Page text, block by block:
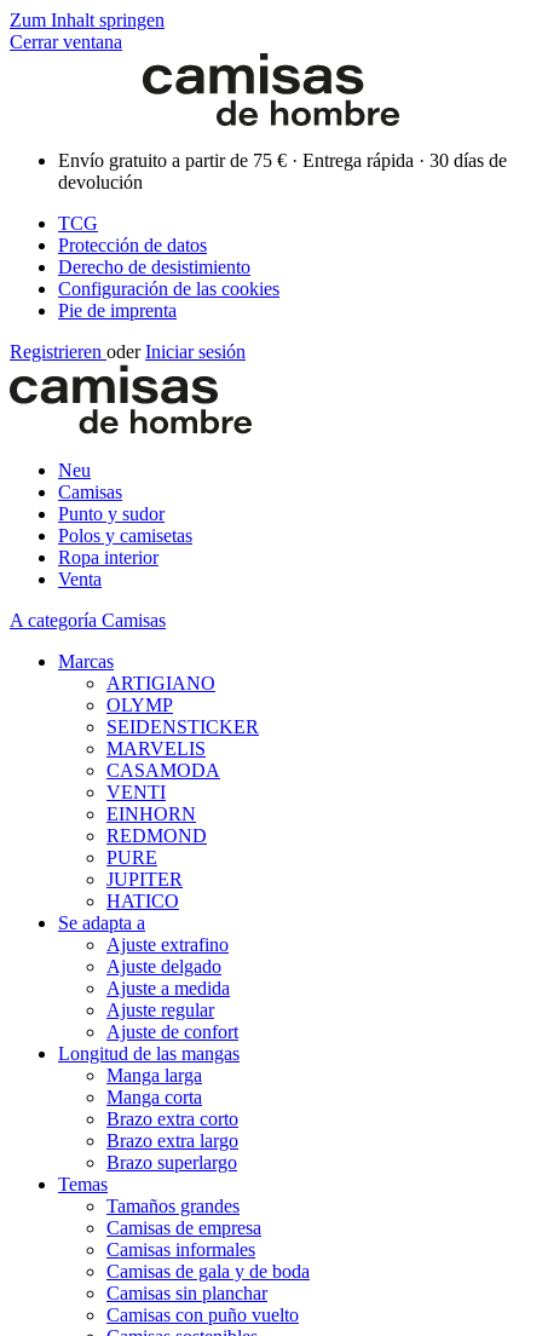
Zum Inhalt springen
Cerrar ventana
Envío gratuito a partir de 75 € · Entrega rápida · 30 días de
devolución
TCG
Protección de datos
Derecho de desistimiento
Configuración de las cookies
Pie de imprenta
Registrieren oder Iniciar sesión
Neu
Camisas
Punto y sudor
Polos y camisetas
Ropa interior
Venta
A categoría Camisas
Marcas
ARTIGIANO
OLYMP
SEIDENSTICKER
MARVELIS
CASAMODA
VENTI
EINHORN
REDMOND
PURE
JUPITER
HATICO
Se adapta a
Ajuste extrafino
Ajuste delgado
Ajuste a medida
Ajuste regular
Ajuste de confort
Longitud de las mangas
Manga larga
Manga corta
Brazo extra corto
Brazo extra largo
Brazo superlargo
Temas
Tamaños grandes
Camisas de empresa
Camisas informales
Camisas de gala y de boda
Camisas sin planchar
Camisas con puño vuelto